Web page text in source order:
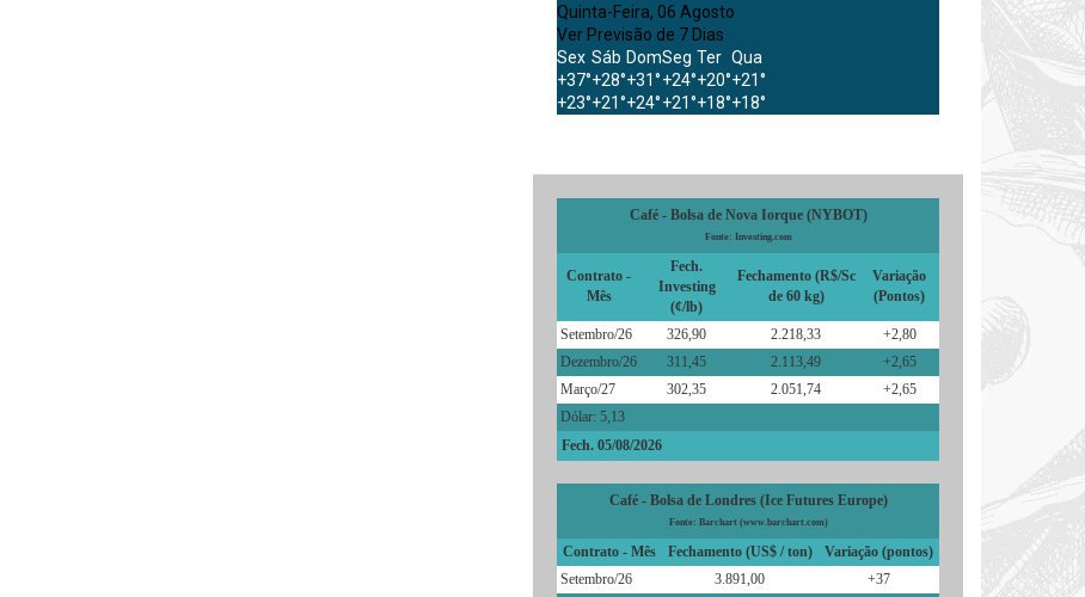
Quinta-Feira, 06 Agosto
Ver Previsão de 7 Dias
Sex Sáb DomSeg Ter Qua
+37°+28°+31°+24°+20°+21°
+23°+21°+24°+21°+18°+18°
Café - Bolsa de Nova Iorque (NYBOT)
Fonte: Investing.com
Contrato -
Mês
Fech.
Investing
(¢/lb)
Fechamento (R$/Sc
de 60 kg)
Variação
(Pontos)
Setembro/26 326,90 2.218,33
+2,80
Dezembro/26
311,45 2.113,49
+2,65
Março/27
302,35 2.051,74
+2,65
Dólar: 5,13
Fech. 05/08/2026
Café - Bolsa de Londres (Ice Futures Europe)
Fonte: Barchart (www.barchart.com)
Contrato - Mês Fechamento (US$ / ton)
Variação (pontos)
Setembro/26
3.891,00
+37